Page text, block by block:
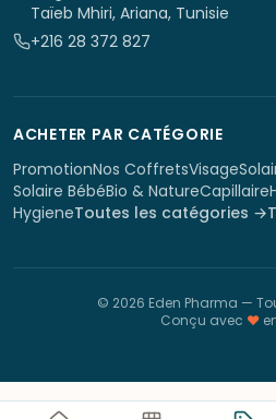
Taïeb Mhiri, Ariana, Tunisie
+216 28 372 827
ACHETER PAR CATÉGORIE
PromotionNos CoffretsVisage
Solaire BébéBio & NatureCapillaire
HygieneToutes les catégories →
© 2026 Eden Pharma —
Conçu avec ♥